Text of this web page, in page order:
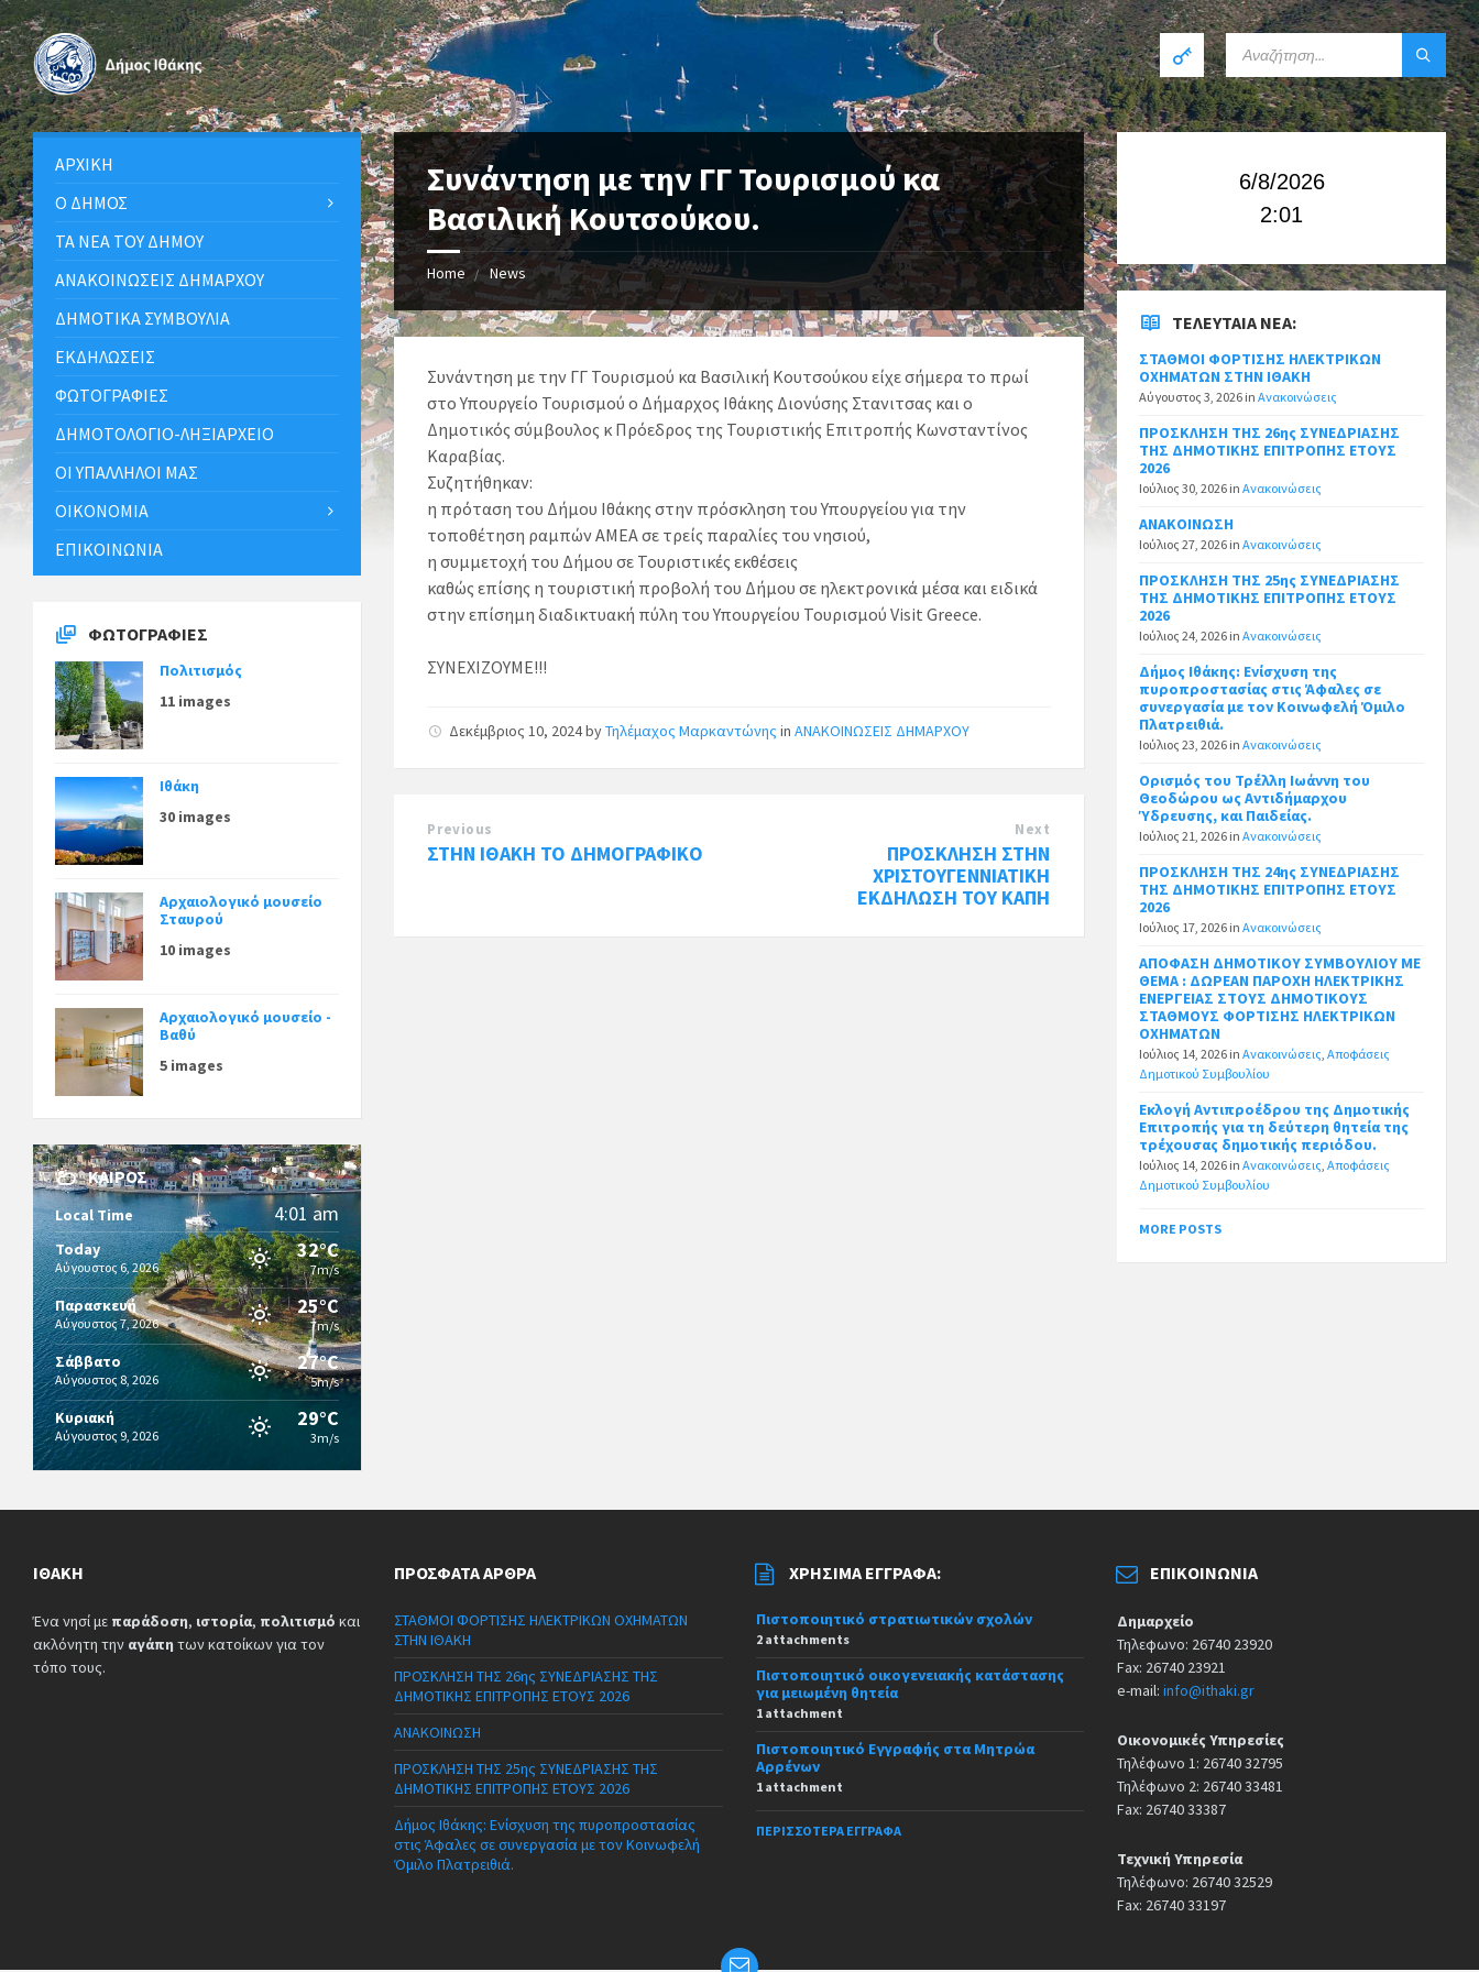
Συνάντηση με την ΓΓ Τουρισμού κα
Βασιλική Κουτσούκου.
Home News
Συνάντηση με την ΓΓ Τουρισμού κα Βασιλική Κουτσούκου είχε σήμερα το πρωί
στο Υπουργείο Τουρισμού ο Δήμαρχος Ιθάκης Διονύσης Στανιτσας και ο
Δημοτικός σύμβουλος κ Πρόεδρος της Τουριστικής Επιτροπής Κωνσταντίνος
Καραβίας.
Συζητήθηκαν:
η πρόταση του Δήμου Ιθάκης στην πρόσκληση του Υπουργείου για την
τοποθέτηση ραμπών ΑΜΕΑ σε τρείς παραλίες του νησιού,
η συμμετοχή του Δήμου σε Τουριστικές εκθέσεις
καθώς επίσης η τουριστική προβολή του Δήμου σε ηλεκτρονικά μέσα και ειδικά
στην επίσημη διαδικτυακή πύλη του Υπουργείου Τουρισμού Visit Greece.
ΣΥΝΕΧΙΖΟΥΜΕ!!!
Δεκέμβριος 10, 2024byΤηλέμαχος Μαρκαντώνης inΑΝΑΚΟΙΝΩΣΕΙΣ ΔΗΜΑΡΧΟΥ
Previous
ΣΤΗΝ ΙΘΑΚΗ ΤΟ ΔΗΜΟΓΡΑΦΙΚΟ
Next
ΠΡΟΣΚΛΗΣΗ ΣΤΗΝ
ΧΡΙΣΤΟΥΓΕΝΝΙΑΤΙΚΗ
ΕΚΔΗΛΩΣΗ ΤΟΥ ΚΑΠΗ
ΑΡΧΙΚΉ
Ο ΔΉΜΟΣ
ΤΑ ΝΈΑ ΤΟΥ ΔΉΜΟΥ
ΑΝΑΚΟΙΝΩΣΕΙΣ ΔΗΜΑΡΧΟΥ
ΔΗΜΟΤΙΚΆ ΣΥΜΒΟΎΛΙΑ
ΕΚΔΗΛΏΣΕΙΣ
ΦΩΤΟΓΡΑΦΊΕΣ
ΔΗΜΟΤΟΛΌΓΙΟ-ΛΗΞΙΑΡΧΕΊΟ
ΟΙ ΥΠΆΛΛΗΛΟΙ ΜΑΣ
ΟΙΚΟΝΟΜΊΑ
ΕΠΙΚΟΙΝΩΝΊΑ
ΦΩΤΟΓΡΑΦΊΕΣ
Πολιτισμός
11 images
Ιθάκη
30 images
Αρχαιολογικό μουσείο
Σταυρού
10 images
Αρχαιολογικό μουσείο -
Βαθύ
5 images
ΚΑΙΡΌΣ
Local Time 4:01 am
Today
Αύγουστος 6, 2026
32°C
7m/s
Παρασκευή
Αύγουστος 7, 2026
25°C
7m/s
Σάββατο
Αύγουστος 8, 2026
27°C
5m/s
Κυριακή
Αύγουστος 9, 2026
29°C
3m/s
6/8/2026
2:01
ΤΕΛΕΥΤΑΊΑ ΝΈΑ:
ΣΤΑΘΜΟΙ ΦΟΡΤΙΣΗΣ ΗΛΕΚΤΡΙΚΩΝ
ΟΧΗΜΑΤΩΝ ΣΤΗΝ ΙΘΑΚΗ
Αύγουστος 3, 2026 inΑνακοινώσεις
ΠΡΟΣΚΛΗΣΗ ΤΗΣ 26ης ΣΥΝΕΔΡΙΑΣΗΣ
ΤΗΣ ΔΗΜΟΤΙΚΗΣ ΕΠΙΤΡΟΠΗΣ ΕΤΟΥΣ
2026
Ιούλιος 30, 2026 inΑνακοινώσεις
ΑΝΑΚΟΙΝΩΣΗ
Ιούλιος 27, 2026 inΑνακοινώσεις
ΠΡΟΣΚΛΗΣΗ ΤΗΣ 25ης ΣΥΝΕΔΡΙΑΣΗΣ
ΤΗΣ ΔΗΜΟΤΙΚΗΣ ΕΠΙΤΡΟΠΗΣ ΕΤΟΥΣ
2026
Ιούλιος 24, 2026 inΑνακοινώσεις
Δήμος Ιθάκης: Ενίσχυση της
πυροπροστασίας στις Άφαλες σε
συνεργασία με τον Κοινωφελή Όμιλο
Πλατρειθιά.
Ιούλιος 23, 2026 inΑνακοινώσεις
Ορισμός του Τρέλλη Ιωάννη του
Θεοδώρου ως Αντιδήμαρχου
Ύδρευσης, και Παιδείας.
Ιούλιος 21, 2026 inΑνακοινώσεις
ΠΡΟΣΚΛΗΣΗ ΤΗΣ 24ης ΣΥΝΕΔΡΙΑΣΗΣ
ΤΗΣ ΔΗΜΟΤΙΚΗΣ ΕΠΙΤΡΟΠΗΣ ΕΤΟΥΣ
2026
Ιούλιος 17, 2026 inΑνακοινώσεις
ΑΠΟΦΑΣΗ ΔΗΜΟΤΙΚΟΥ ΣΥΜΒΟΥΛΙΟΥ ΜΕ
ΘΕΜΑ : ΔΩΡΕΑΝ ΠΑΡΟΧΗ ΗΛΕΚΤΡΙΚΗΣ
ΕΝΕΡΓΕΙΑΣ ΣΤΟΥΣ ΔΗΜΟΤΙΚΟΥΣ
ΣΤΑΘΜΟΥΣ ΦΟΡΤΙΣΗΣ ΗΛΕΚΤΡΙΚΩΝ
ΟΧΗΜΑΤΩΝ
Ιούλιος 14, 2026 inΑνακοινώσεις,Αποφάσεις
Δημοτικού Συμβουλίου
Εκλογή Αντιπροέδρου της Δημοτικής
Επιτροπής για τη δεύτερη θητεία της
τρέχουσας δημοτικής περιόδου.
Ιούλιος 14, 2026 inΑνακοινώσεις,Αποφάσεις
Δημοτικού Συμβουλίου
MORE POSTS
ΙΘΆΚΗ
Ένα νησί με παράδοση, ιστορία, πολιτισμό και
ακλόνητη την αγάπη των κατοίκων για τον
τόπο τους.
ΠΡΌΣΦΑΤΑ ΆΡΘΡΑ
ΣΤΑΘΜΟΙ ΦΟΡΤΙΣΗΣ ΗΛΕΚΤΡΙΚΩΝ ΟΧΗΜΑΤΩΝ
ΣΤΗΝ ΙΘΑΚΗ
ΠΡΟΣΚΛΗΣΗ ΤΗΣ 26ης ΣΥΝΕΔΡΙΑΣΗΣ ΤΗΣ
ΔΗΜΟΤΙΚΗΣ ΕΠΙΤΡΟΠΗΣ ΕΤΟΥΣ 2026
ΑΝΑΚΟΙΝΩΣΗ
ΠΡΟΣΚΛΗΣΗ ΤΗΣ 25ης ΣΥΝΕΔΡΙΑΣΗΣ ΤΗΣ
ΔΗΜΟΤΙΚΗΣ ΕΠΙΤΡΟΠΗΣ ΕΤΟΥΣ 2026
Δήμος Ιθάκης: Ενίσχυση της πυροπροστασίας
στις Άφαλες σε συνεργασία με τον Κοινωφελή
Όμιλο Πλατρειθιά.
ΧΡΉΣΙΜΑ ΈΓΓΡΑΦΑ:
Πιστοποιητικό στρατιωτικών σχολών
2 attachments
Πιστοποιητικό οικογενειακής κατάστασης
για μειωμένη θητεία
1 attachment
Πιστοποιητικό Εγγραφής στα Μητρώα
Αρρένων
1 attachment
ΠΕΡΙΣΣΌΤΕΡΑ ΈΓΓΡΑΦΑ
ΕΠΙΚΟΙΝΩΝΊΑ
Δημαρχείο
Τηλεφωνο: 26740 23920
Fax: 26740 23921
e-mail:info@ithaki.gr
Οικονομικές Υπηρεσίες
Τηλέφωνο 1: 26740 32795
Τηλέφωνο 2: 26740 33481
Fax: 26740 33387
Τεχνική Υπηρεσία
Τηλέφωνο: 26740 32529
Fax: 26740 33197